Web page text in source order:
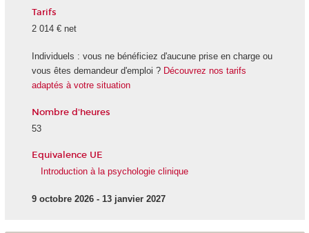
Tarifs
2 014 € net
Individuels : vous ne bénéficiez d'aucune prise en charge ou
vous êtes demandeur d'emploi ? Découvrez nos tarifs
adaptés à votre situation
Nombre d'heures
53
Equivalence UE
Introduction à la psychologie clinique
9 octobre 2026 - 13 janvier 2027